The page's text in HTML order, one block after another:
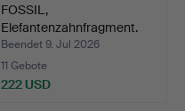
FOSSIL,
Elefantenzahnfragment.
Beendet 9. Jul 2026
11 Gebote
222 USD